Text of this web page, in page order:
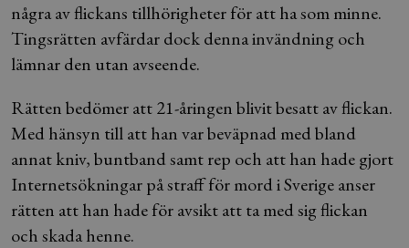
några av flickans tillhörigheter för att ha som minne.
Tingsrätten avfärdar dock denna invändning och
lämnar den utan avseende.
Rätten bedömer att 21-åringen blivit besatt av flickan.
Med hänsyn till att han var beväpnad med bland
annat kniv, buntband samt rep och att han hade gjort
Internetsökningar på straff för mord i Sverige anser
rätten att han hade för avsikt att ta med sig flickan
och skada henne.